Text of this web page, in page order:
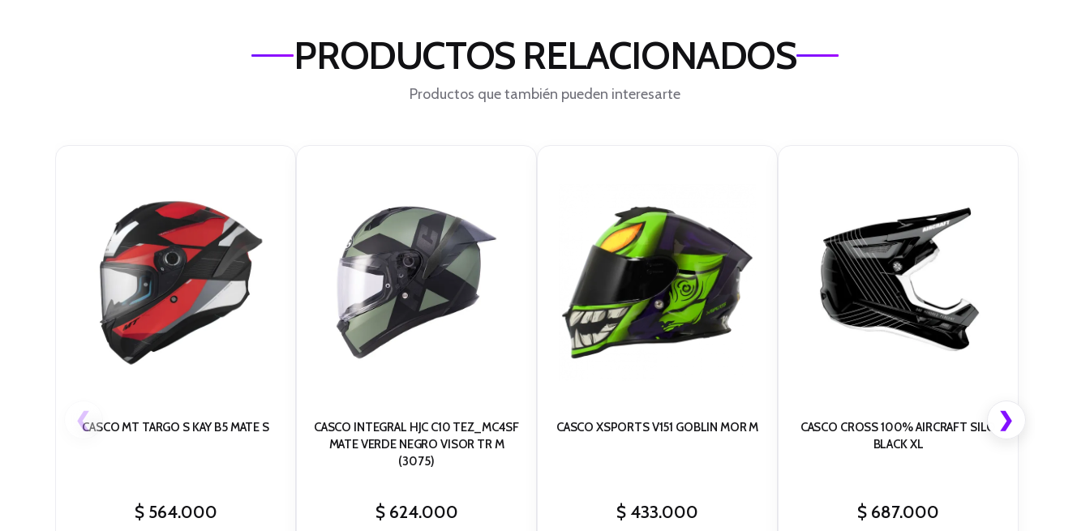
PRODUCTOS RELACIONADOS
Productos que también pueden interesarte
CASCO MT TARGO S KAY B5 MATE S
$564.000
CASCO INTEGRAL HJC C10 TEZ_MC4SF
MATE VERDE NEGRO VISOR TR M
(3075)
$624.000
CASCO XSPORTS V151 GOBLIN MOR M
$ 433.000
CASCO CROSS 100% AIRCRAFT SILO
BLACK XL
$ 687.000
❮ ❯